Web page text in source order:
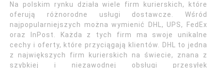
Na polskim rynku działa wiele firm kurierskich, które
oferują różnorodne usługi dostawcze. Wśród
najpopularniejszych można wymienić DHL, UPS, FedEx
oraz InPost. Każda z tych firm ma swoje unikalne
cechy i oferty, które przyciągają klientów. DHL to jedna
z największych firm kurierskich na świecie, znana z
szybkiej i niezawodnej obsługi przesyłek